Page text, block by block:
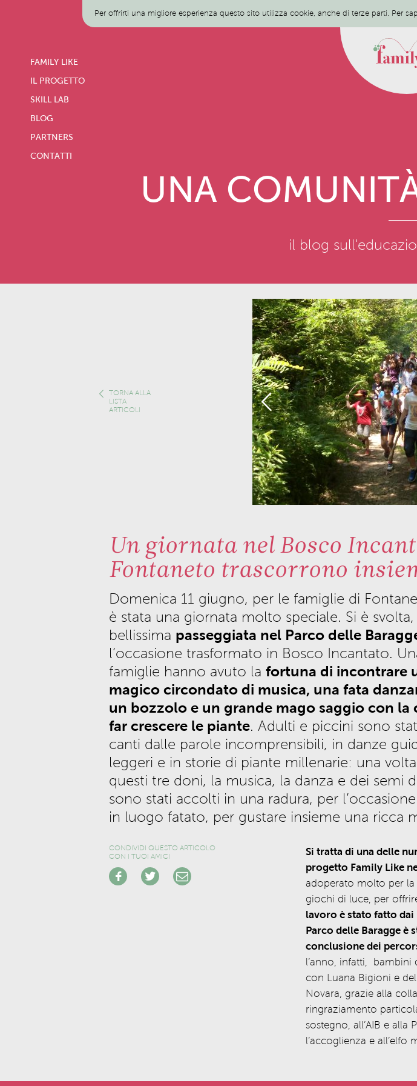
Per offrirti una migliore esperienza questo sito utilizza cookie, anche di terze parti. Per
FAMILY LIKE
IL PROGETTO
SKILL LAB
BLOG
PARTNERS
CONTATTI
UNA
il blog
TORNA ALLA
LISTA
ARTICOLI
Un giornata nel Bosco
Fontaneto trascorrono
Domenica 11 giugno, per le famiglie di
è stata una giornata molto speciale. Si è
bellissima passeggiata nel Parco delle
l’occasione trasformato in Bosco Incantato.
famiglie hanno avuto la fortuna di incontrare
magico circondato di musica, una fata
un bozzolo e un grande mago saggio con la
far crescere le piante. Adulti e piccini sono
canti dalle parole incomprensibili, in danze
leggeri e in storie di piante millenarie: una
questi tre doni, la musica, la danza e dei semi
sono stati accolti in una radura, per
in luogo fatato, per gustare insieme una ricca
CONDIVIDI QUESTO ARTICOLO
CON I TUOI AMICI
Si tratta di una delle
progetto Family Like
adoperato molto per la
giochi di luce, per
lavoro è stato fatto dai
Parco delle Baragge è
conclusione dei
l’anno, infatti, bambini
con Luana Bigioni e
Novara, grazie alla
ringraziamento
sostegno, all’AIB e alla
l’accoglienza e all’elfo